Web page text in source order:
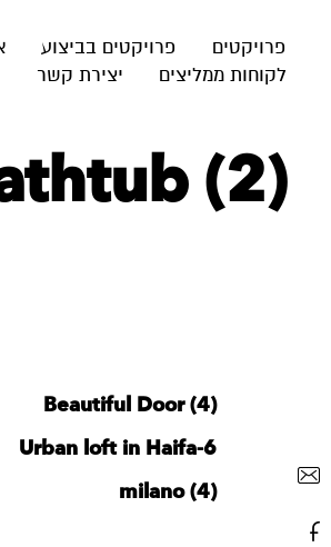
פרויקטים פרויקטים בביצוע
לקוחות ממליצים
יצירת קשר
(2)
Beautiful Door (4)
Urban loft in Haifa-6
milano (4)